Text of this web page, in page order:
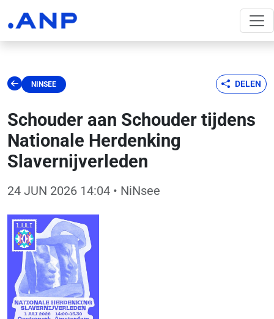
NINSEE DELEN
Schouder aan Schouder tijdens
Nationale Herdenking
Slavernijverleden
24 JUN 2026 14:04 • NiNsee